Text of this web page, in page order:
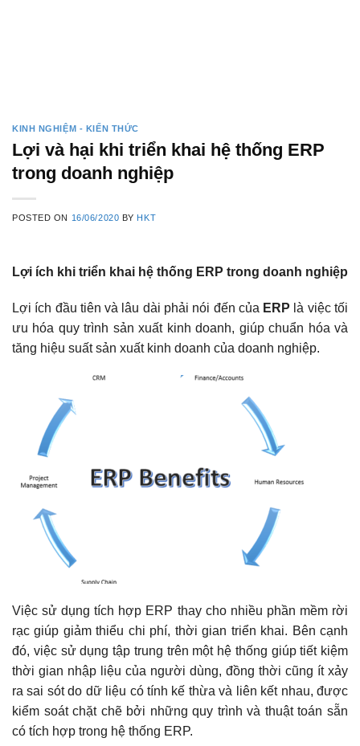
KINH NGHIỆM - KIẾN THỨC
Lợi và hại khi triển khai hệ thống ERP
trong doanh nghiệp
POSTED ON 16/06/2020 BY HKT
Lợi ích khi triển khai hệ thống ERP trong doanh nghiệp
Lợi ích đầu tiên và lâu dài phải nói đến của ERP là việc tối
ưu hóa quy trình sản xuất kinh doanh, giúp chuẩn hóa và
tăng hiệu suất sản xuất kinh doanh của doanh nghiệp.
Việc sử dụng tích hợp ERP thay cho nhiều phần mềm rời
rạc giúp giảm thiểu chi phí, thời gian triển khai. Bên cạnh
đó, việc sử dụng tập trung trên một hệ thống giúp tiết kiệm
thời gian nhập liệu của người dùng, đồng thời cũng ít xảy
ra sai sót do dữ liệu có tính kế thừa và liên kết nhau, được
kiểm soát chặt chẽ bởi những quy trình và thuật toán sẵn
có tích hợp trong hệ thống ERP.